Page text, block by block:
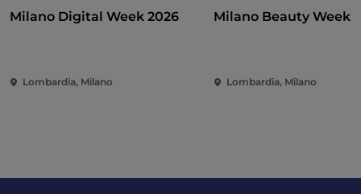
Milano Digital Week 2026
Lombardia, Milano
Milano Beauty Week
Lombardia, Milano